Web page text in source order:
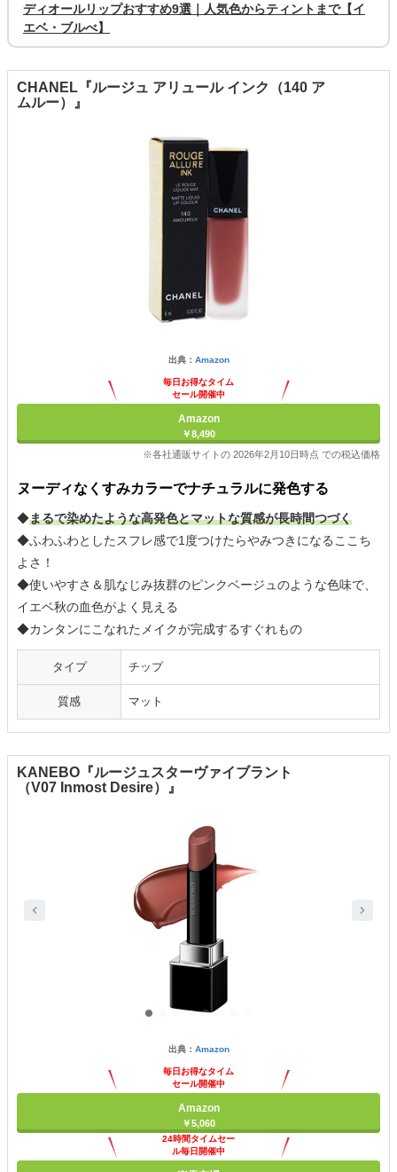
ディオールリップおすすめ9選｜人気色からティントまで【イ
エベ・ブルべ】
CHANEL『ルージュ アリュール インク（140 ア
ムルー）』
出典： Amazon
毎日お得なタイム
セール開催中
Amazon
￥8,490
※各社通販サイトの 2026年2月10日時点 での税込価格
ヌーディなくすみカラーでナチュラルに発色する
◆まるで染めたような高発色とマットな質感が長時間つづく
◆ふわふわとしたスフレ感で1度つけたらやみつきになるここち
よさ！
◆使いやすさ＆肌なじみ抜群のピンクベージュのような色味で、
イエベ秋の血色がよく見える
◆カンタンにこなれたメイクが完成するすぐれもの
タイプ チップ
質感 マット
KANEBO『ルージュスターヴァイブラント
（V07 Inmost Desire）』
出典： Amazon
毎日お得なタイム
セール開催中
Amazon
￥5,060
24時間タイムセー
ル毎日開催中